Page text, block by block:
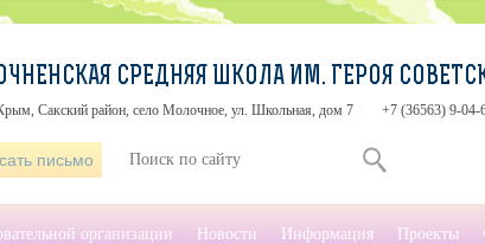
СРЕДНЯЯ ШКОЛА ИМ. ГЕРОЯ
Сакский район, село Молочное, ул. Школьная, дом 7 +7 (36563) 9-04-
письмо
организации Новости Информация Проекты